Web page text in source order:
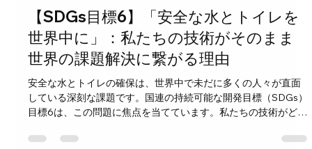
えています。 公共事業の影響 水道管や下水道の整備、ガス管の
更新など公共インフラの維持管理は、景気に左右されにくい安
定した需要を生み出します。これが管工事の市場規模を支える
大きな要因です。 民間建築の需要 商業施設や住宅の新築・リフ
ォームに伴う配管工事も市場の一部を占めています。特に省エ
ネや環境配慮型の設備導入が進む中で、配管技術の高度化が求
められています。 なぜ管工事は不況に
【SDGs目標6】「安全な水とトイレを
世界中に」：私たちの技術がそのまま
世界の課題解決に繋がる理由
安全な水とトイレの確保は、世界中で未だに多くの人々が直面
している深刻な課題です。国連の持続可能な開発目標（SDGs）
目標6は、この問題に焦点を当てています。私たちの技術がどの
的に見ていきましょう。 世界の水と衛生の現状 現在、約20億人